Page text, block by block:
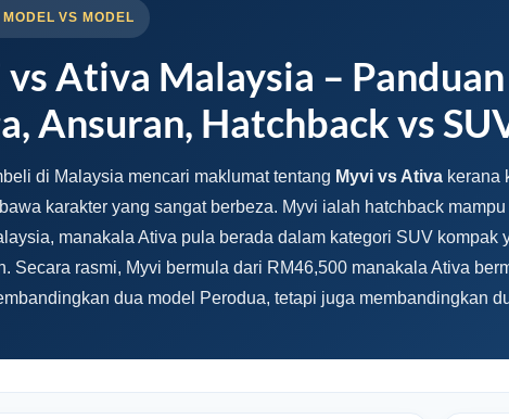
VS MODEL
Ativa Malaysia –
Ansuran, Hatchback vs
di Malaysia mencari maklumat tentang Myvi vs Ativa kerana
karakter yang sangat berbeza. Myvi ialah hatchback
manakala Ativa pula berada dalam kategori SUV
Secara rasmi, Myvi bermula dari RM46,500 manakala Ativa
dua model Perodua, tetapi juga membandingkan